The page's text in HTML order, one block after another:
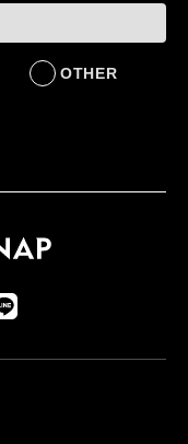
OTHER